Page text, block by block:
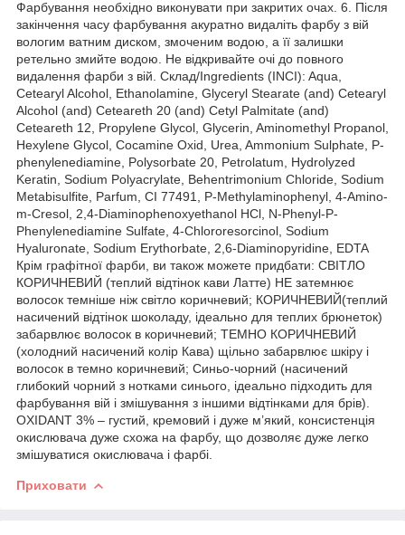
Фарбування необхідно виконувати при закритих очах. 6. Після
закінчення часу фарбування акуратно видаліть фарбу з вій
вологим ватним диском, змоченим водою, а її залишки
ретельно змийте водою. Не відкривайте очі до повного
видалення фарби з вій. Склад/Ingredients (INCI): Aqua,
Cetearyl Alcohol, Ethanolamine, Glyceryl Stearate (and) Cetearyl
Alcohol (and) Ceteareth 20 (and) Cetyl Palmitate (and)
Ceteareth 12, Propylene Glycol, Glycerin, Aminomethyl Propanol,
Hexylene Glycol, Cocamine Oxid, Urea, Ammonium Sulphate, P-
phenylenediamine, Polysorbate 20, Petrolatum, Hydrolyzed
Keratin, Sodium Polyacrylate, Behentrimonium Chloride, Sodium
Metabisulfite, Parfum, CI 77491, P-Methylaminophenyl, 4-Amino-
m-Cresol, 2,4-Diaminophenoxyethanol HCl, N-Phenyl-P-
Phenylenediamine Sulfate, 4-Chlororesorcinol, Sodium
Hyaluronate, Sodium Erythorbate, 2,6-Diaminopyridine, EDTA
Крім графітної фарби, ви також можете придбати: СВІТЛО
КОРИЧНЕВИЙ (теплий відтінок кави Латте) НЕ затемнює
волосок темніше ніж світло коричневий; КОРИЧНЕВИЙ(теплий
насичений відтінок шоколаду, ідеально для теплих брюнеток)
забарвлює волосок в коричневий; ТЕМНО КОРИЧНЕВИЙ
(холодний насичений колір Кава) щільно забарвлює шкіру і
волосок в темно коричневий; Синьо-чорний (насичений
глибокий чорний з нотками синього, ідеально підходить для
фарбування вій і змішування з іншими відтінками для брів).
OXIDANT 3% – густий, кремовий і дуже м’який, консистенція
окислювача дуже схожа на фарбу, що дозволяє дуже легко
змішуватися окислювача і фарбі.
Приховати